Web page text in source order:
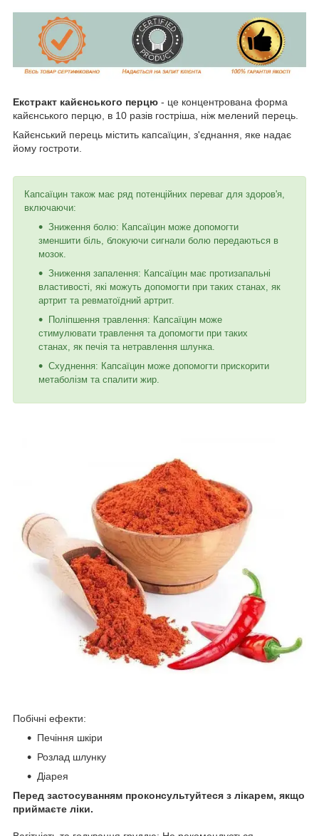
Екстракт кайєнського перцю - це концентрована форма
кайєнського перцю, в 10 разів гостріша, ніж мелений перець.
Кайєнський перець містить капсаїцин, з'єднання, яке надає
йому гостроти.
Капсаїцин також має ряд потенційних переваг для здоров'я,
включаючи:
Зниження болю: Капсаїцин може допомогти
зменшити біль, блокуючи сигнали болю передаються в
мозок.
Зниження запалення: Капсаїцин має протизапальні
властивості, які можуть допомогти при таких станах, як
артрит та ревматоїдний артрит.
Поліпшення травлення: Капсаїцин може
стимулювати травлення та допомогти при таких
станах, як печія та нетравлення шлунка.
Схуднення: Капсаїцин може допомогти прискорити
метаболізм та спалити жир.
Побічні ефекти:
Печіння шкіри
Розлад шлунку
Діарея
Перед застосуванням проконсультуйтеся з лікарем, якщо
приймаєте ліки.